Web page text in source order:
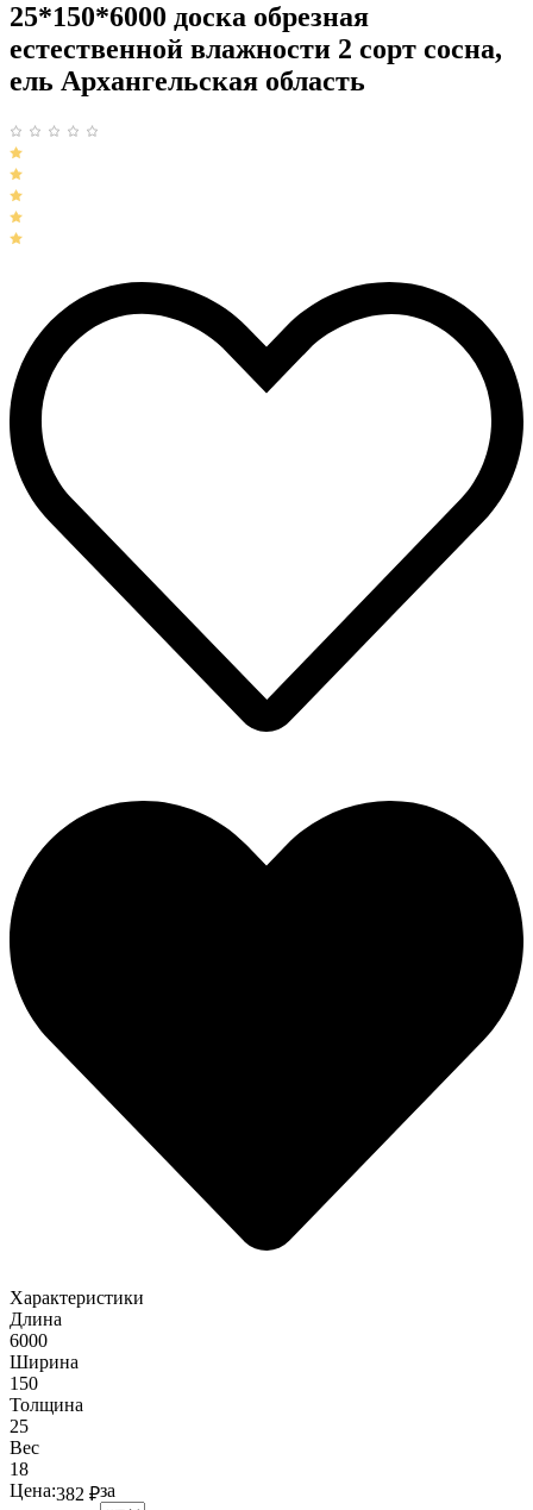
25*150*6000 доска обрезная
естественной влажности 2 сорт сосна,
ель Архангельская область
Характеристики
Длина
6000
Ширина
150
Толщина
25
Вес
18
Цена:382 ₽за